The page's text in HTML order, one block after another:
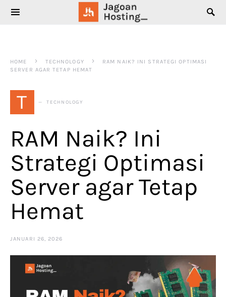
SEARCH FOR:
HOME TECHNOLOGY
RAM NAIK? INI STRATEGI OPTIMASI
SERVER AGAR TETAP HEMAT
T TECHNOLOGY
RAM Naik? Ini
Strategi Optimasi
Server agar Tetap
Hemat
JANUARI 26, 2026